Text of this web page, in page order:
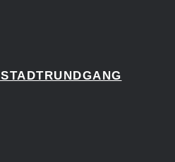
STADTRUNDGANG